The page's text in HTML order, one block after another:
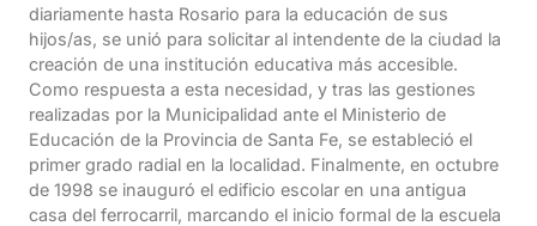
diariamente hasta Rosario para la educación de sus
hijos/as, se unió para solicitar al intendente de la ciudad la
creación de una institución educativa más accesible.
Como respuesta a esta necesidad, y tras las gestiones
realizadas por la Municipalidad ante el Ministerio de
Educación de la Provincia de Santa Fe, se estableció el
primer grado radial en la localidad. Finalmente, en octubre
de 1998 se inauguró el edificio escolar en una antigua
casa del ferrocarril, marcando el inicio formal de la escuela